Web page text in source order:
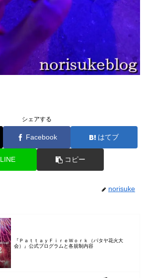
シェアする
Facebook はてブ
LINE コピー
norisuke
『ＰａｔｔａｙＦｉｒｅＷｏｒｋ（パタヤ花火大
会）』公式プログラムと各規制内容